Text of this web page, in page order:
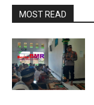
MOST READ